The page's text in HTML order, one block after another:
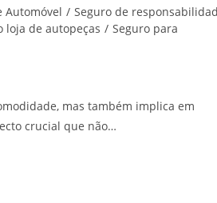
Automóvel / Seguro de
loja de autopeças / Seguro para
mas também implica em
crucial que não…